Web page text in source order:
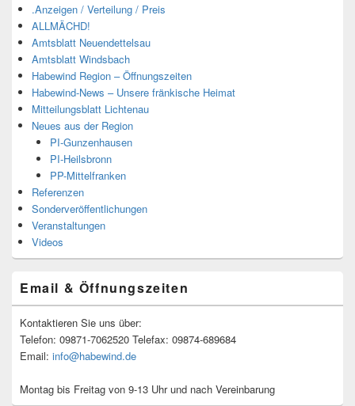
.Anzeigen / Verteilung / Preis
ALLMÄCHD!
Amtsblatt Neuendettelsau
Amtsblatt Windsbach
Habewind Region – Öffnungszeiten
Habewind-News – Unsere fränkische Heimat
Mitteilungsblatt Lichtenau
Neues aus der Region
PI-Gunzenhausen
PI-Heilsbronn
PP-Mittelfranken
Referenzen
Sonderveröffentlichungen
Veranstaltungen
Videos
Email & Öffnungszeiten
Kontaktieren Sie uns über:
Telefon: 09871-7062520 Telefax: 09874-689684
Email: info@habewind.de
Montag bis Freitag von 9-13 Uhr und nach Vereinbarung